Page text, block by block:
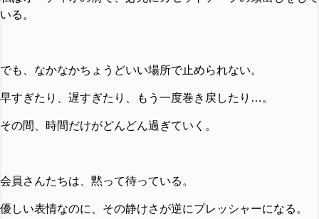
いる。
でも、なかなかちょうどいい場所で止められない。
早すぎたり、遅すぎたり、もう一度巻き戻したり…。
その間、時間だけがどんどん過ぎていく。
会員さんたちは、黙って待っている。
優しい表情なのに、その静けさが逆にプレッシャーになる。